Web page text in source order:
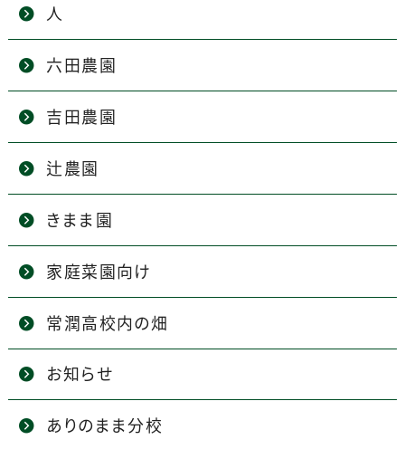
人
六田農園
吉田農園
辻農園
きまま園
家庭菜園向け
常潤高校内の畑
お知らせ
ありのまま分校